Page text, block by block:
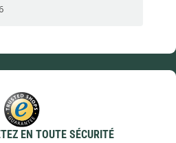
EN TOUTE SÉCURITÉ